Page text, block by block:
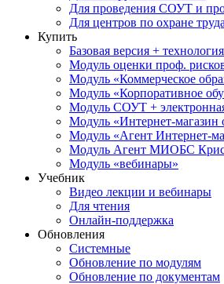
Для проведения СОУТ и
Для центров по охране труда
Купить
Базовая версия +
Модуль оценки проф.
Модуль «Коммерческое
Модуль «Корпоративное
Модуль СОУТ +
Модуль «Интернет-магазин
Модуль «Агент Интернет-
Модуль Агент МИОБС
Модуль «вебинары»
Учебник
Видео лекции и вебинары
Для чтения
Онлайн-поддержка
Обновления
Системные
Обновление по модулям
Обновление по документам